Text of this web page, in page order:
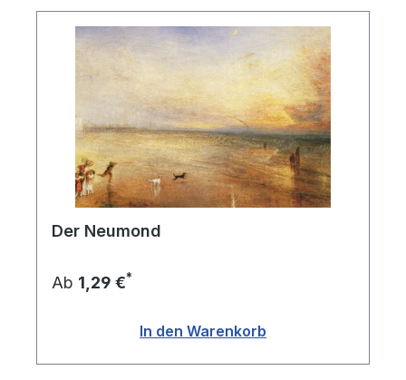
Der Neumond
Ab 1,29 €*
In den Warenkorb